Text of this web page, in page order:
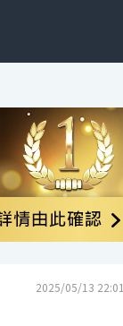
2025/05/13 22:01